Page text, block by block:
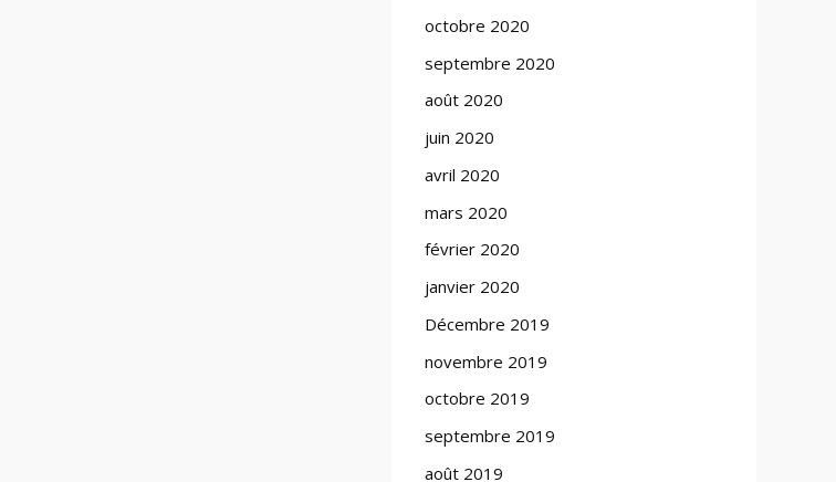
octobre 2020
septembre 2020
août 2020
juin 2020
avril 2020
mars 2020
février 2020
janvier 2020
Décembre 2019
novembre 2019
octobre 2019
septembre 2019
août 2019